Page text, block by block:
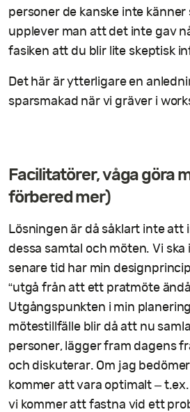
personer de kanske inte känner
upplever man att det inte gav
fasiken att du blir lite skeptisk
Det här är ytterligare en
sparsmakad när vi gräver i
Facilitatörer, våga göra
förbered mer)
Lösningen är då såklart inte att
dessa samtal och möten. Vi ska
senare tid har min
“utgå från att ett pratmöte
Utgångspunkten i min
mötestillfälle blir då att nu
personer, lägger fram dagens
och diskuterar. Om jag
kommer att vara optimalt –
vi kommer att fastna vid ett